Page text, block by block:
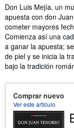
Sinopsis
Don Luis Mejía, un
apuesta con don
cometer mayores
Comienza así una
a ganar la apuesta;
de piel y se inicia la
bajo la tradición
Comprar nuevo
Ver este artículo